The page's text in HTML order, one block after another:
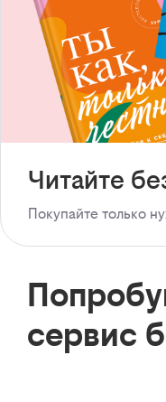
Читайте
Покупайте только
сервис